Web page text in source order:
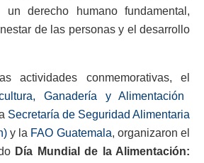
un derecho humano fundamental,
de las personas y el desarrollo
actividades conmemorativas, el
Ganadería y Alimentación
Secretaría de Seguridad Alimentaria
y la FAO Guatemala, organizaron el
Día Mundial de la Alimentación: